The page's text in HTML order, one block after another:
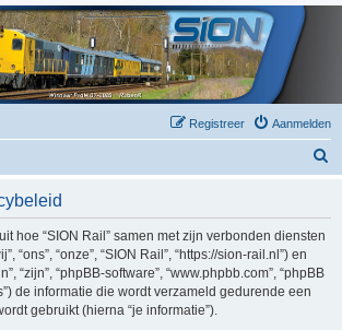
Aanmelden
Registreer
hoe “SION Rail” samen met zijn verbonden diensten
“ons”, “onze”, “SION Rail”, “https://sion-rail.nl”) en
“zijn”, “phpBB-software”, “www.phpbb.com”, “phpBB
de informatie die wordt verzameld gedurende een
gebruikt (hierna “je informatie”).